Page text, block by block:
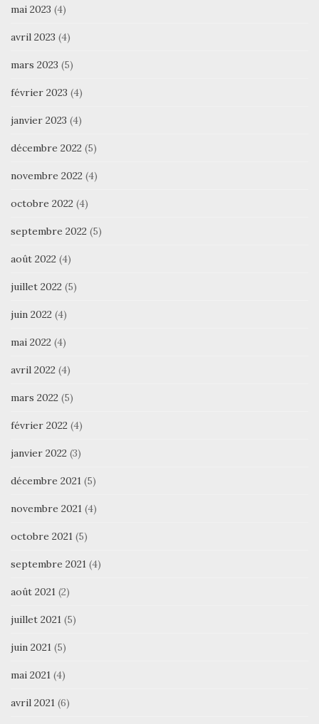
mai 2023 (4)
avril 2023 (4)
mars 2023 (5)
février 2023 (4)
janvier 2023 (4)
décembre 2022 (5)
novembre 2022 (4)
octobre 2022 (4)
septembre 2022 (5)
août 2022 (4)
juillet 2022 (5)
juin 2022 (4)
mai 2022 (4)
avril 2022 (4)
mars 2022 (5)
février 2022 (4)
janvier 2022 (3)
décembre 2021 (5)
novembre 2021 (4)
octobre 2021 (5)
septembre 2021 (4)
août 2021 (2)
juillet 2021 (5)
juin 2021 (5)
mai 2021 (4)
avril 2021 (6)